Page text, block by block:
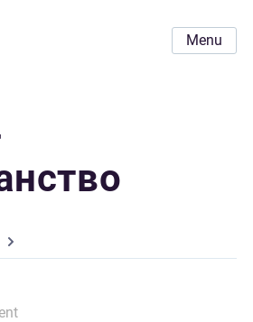
Menu